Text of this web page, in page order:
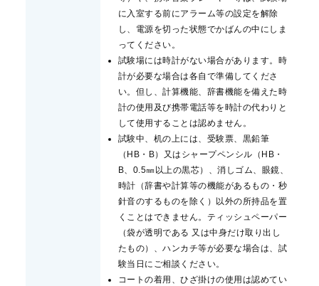
に入室する前にアラーム等の設定を解除
し、電源を切った状態でかばんの中にしま
ってください。
試験場には時計がない場合があります。時
計が必要な場合は各自で準備してくださ
い。但し、計算機能、辞書機能を備えた時
計の使用及び携帯電話等を時計の代わりと
して使用することは認めません。
試験中、机の上には、受験票、黒鉛筆
（HB・B）又はシャープペンシル（HB・
B、0.5㎜以上の黒芯）、消しゴム、眼鏡、
時計（辞書や計算等の機能があるもの・秒
針音のするものを除く）以外の所持品を置
くことはできません。ティッシュペーパー
（袋が透明である 又は中身だけ取り出し
たもの）、ハンカチ等が必要な場合は、試
験当日にご相談ください。
コートの着用、ひざ掛けの使用は認めてい